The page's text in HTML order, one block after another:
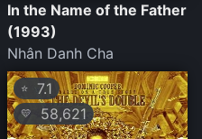
In the Name of the Father
(1993)
Nhân Danh Cha
⭐ 7.1
💛 58,621